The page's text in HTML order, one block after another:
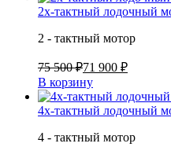
2х-тактный лодочный
2 - тактный мотор
75 500 ₽71 900 ₽
В корзину
4х-тактный лодочный
4 - тактный мотор